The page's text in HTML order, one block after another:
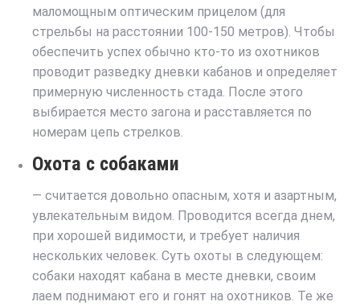
маломощным оптическим прицелом (для
стрельбы на расстоянии 100-150 метров). Чтобы
обеспечить успех обычно кто-то из охотников
проводит разведку дневки кабанов и определяет
примерную численность стада. После этого
выбирается место загона и расставляется по
номерам цепь стрелков.
Охота с собаками
— считается довольно опасным, хотя и азартным,
увлекательным видом. Проводится всегда днем,
при хорошей видимости, и требует наличия
нескольких человек. Суть охоты в следующем:
собаки находят кабана в месте дневки, своим
лаем поднимают его и гонят на охотников. Те же